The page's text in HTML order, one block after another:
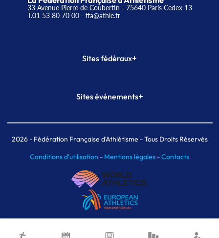
33 Avenue Pierre de Coubertin - 75640 Paris Cedex 13
T.01 53 80 70 00- ffa@athle.fr
Sites fédéraux+
Plateforme Formation
Sites événements+
Meeting de Paris indoor
MAIF Ekiden de Paris
2026- Fédération Française d'Athlétisme - Tous Droits Réservés
Conditions d'utilisation - Mentions légales -Contacts